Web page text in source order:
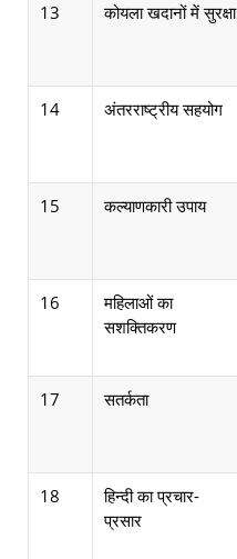
13 कोयला खदानों में सुरक्षा
14 अंतरराष्ट्रीय सहयोग
15 कल्याणकारी उपाय
16
महिलाओं का
सशक्तिकरण
17 सतर्कता
18
हिन्दी का प्रचार-
प्रसार